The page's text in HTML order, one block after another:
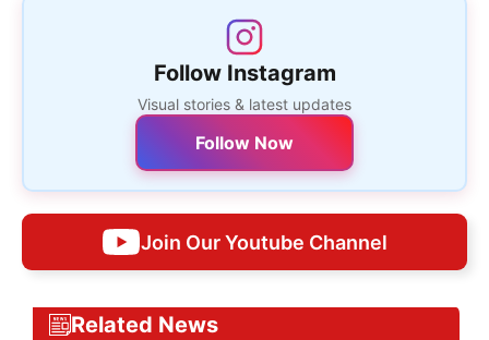
Follow Instagram
Visual stories & latest updates
Follow Now
Join Our Youtube Channel
Related News